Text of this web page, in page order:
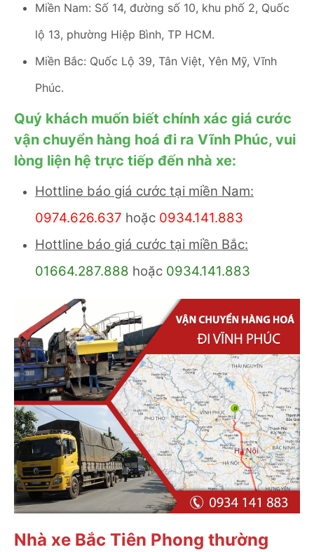
Miền Nam: Số 14, đường số 10, khu phố 2, Quốc
lộ 13, phường Hiệp Bình, TP HCM.
Miền Bắc: Quốc Lộ 39, Tân Việt, Yên Mỹ, Vĩnh
Phúc.
Quý khách muốn biết chính xác giá cước
vận chuyển hàng hoá đi ra Vĩnh Phúc, vui
lòng liện hệ trực tiếp đến nhà xe:
Hottline báo giá cước tại miền Nam:
0974.626.637 hoặc 0934.141.883
Hottline báo giá cước tại miền Bắc:
01664.287.888 hoặc 0934.141.883
Nhà xe Bắc Tiên Phong thường